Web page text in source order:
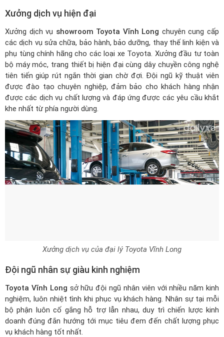
Xưởng dịch vụ hiện đại
Xưởng dịch vụ showroom Toyota Vĩnh Long chuyên cung cấp
các dịch vụ sửa chữa, bảo hành, bảo dưỡng, thay thế linh kiện và
phụ tùng chính hãng cho các loại xe Toyota. Xưởng đầu tư toàn
bộ máy móc, trang thiết bị hiện đại cùng dây chuyền công nghệ
tiên tiến giúp rút ngắn thời gian chờ đợi. Đội ngũ kỹ thuật viên
được đào tạo chuyên nghiệp, đảm bảo cho khách hàng nhận
được các dịch vụ chất lượng và đáp ứng được các yêu cầu khắt
khe nhất từ phía người dùng.
Xưởng dịch vụ của đại lý Toyota Vĩnh Long
Đội ngũ nhân sự giàu kinh nghiệm
Toyota Vĩnh Long sở hữu đội ngũ nhân viên với nhiều năm kinh
nghiệm, luôn nhiệt tình khi phục vụ khách hàng. Nhân sự tại mỗi
bộ phận luôn cố gắng hỗ trợ lẫn nhau, duy trì chiến lược kinh
doanh đúng đắn hướng tới mục tiêu đem đến chất lượng phục
vụ khách hàng tốt nhất.